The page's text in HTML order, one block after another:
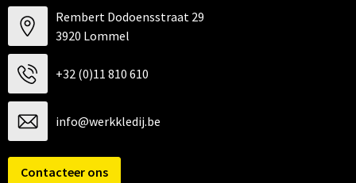
Rembert Dodoensstraat 29
3920 Lommel
+32 (0)11 810 610
info@werkkledij.be
Contacteer ons